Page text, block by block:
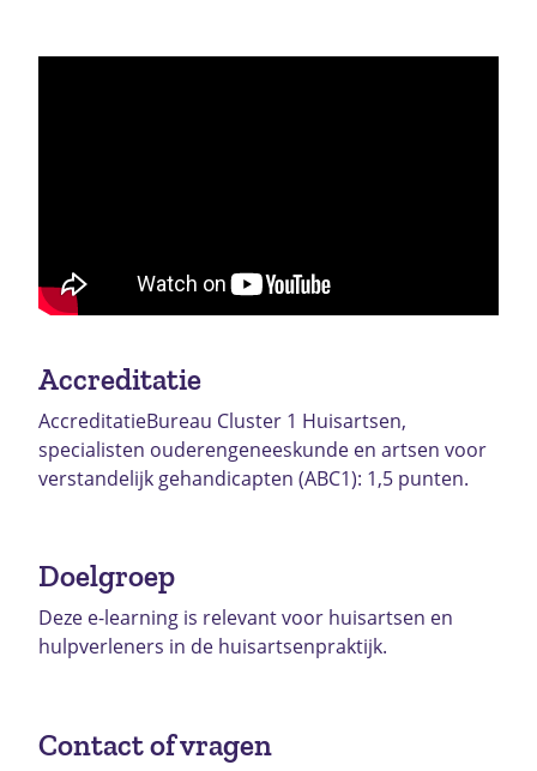
Accreditatie
AccreditatieBureau Cluster 1 Huisartsen,
specialisten ouderengeneeskunde en artsen voor
verstandelijk gehandicapten (ABC1): 1,5 punten.
Doelgroep
Deze e-learning is relevant voor huisartsen en
hulpverleners in de huisartsenpraktijk.
Contact of vragen